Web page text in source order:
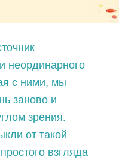
неординарного
с ними, мы
заново и
зрения.
от такой
взгляда